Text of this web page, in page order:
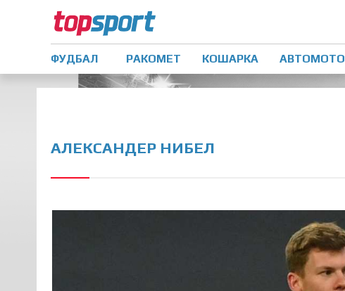
ФУДБАЛ РАКОМЕТ КОШАРКА АВТОМОТО
АЛЕКСАНДЕР НИБЕЛ